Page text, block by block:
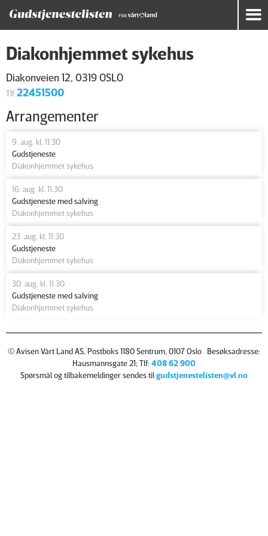
Diakonhjemmet sykehus
Diakonveien 12, 0319 OSLO
Tlf 22451500
Arrangementer
9. aug. kl. 11.30
Gudstjeneste
Diakonhjemmet sykehus
16. aug. kl. 11.30
Gudstjeneste med salving
Diakonhjemmet sykehus
23. aug. kl. 11.30
Gudstjeneste
Diakonhjemmet sykehus
30. aug. kl. 11.30
Gudstjeneste med salving
Diakonhjemmet sykehus
© Avisen Vårt Land AS, Postboks 1180 Sentrum, 0107 Oslo Besøksadresse:
Hausmannsgate 21; Tlf: 408 62 900
Spørsmål og tilbakemeldinger sendes tilgudstjenestelisten@vl.no